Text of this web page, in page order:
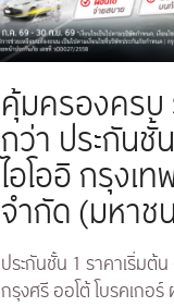
คุ้มครองครบ
กว่า ประกันชั้
ไอโออิ กรุงเ
จำกัด (มหาช
ประกันชั้น 1 ราคาเริ่มต้
กรุงศรี ออโต้ โ